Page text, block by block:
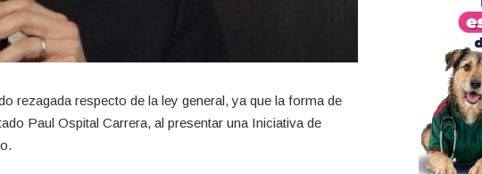
rezagada respecto de la ley general, ya que la forma de
Paul Ospital Carrera, al presentar una Iniciativa de